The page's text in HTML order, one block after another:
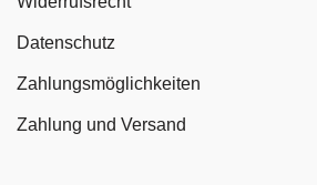
Datenschutz
Zahlungsmöglichkeiten
Zahlung und Versand